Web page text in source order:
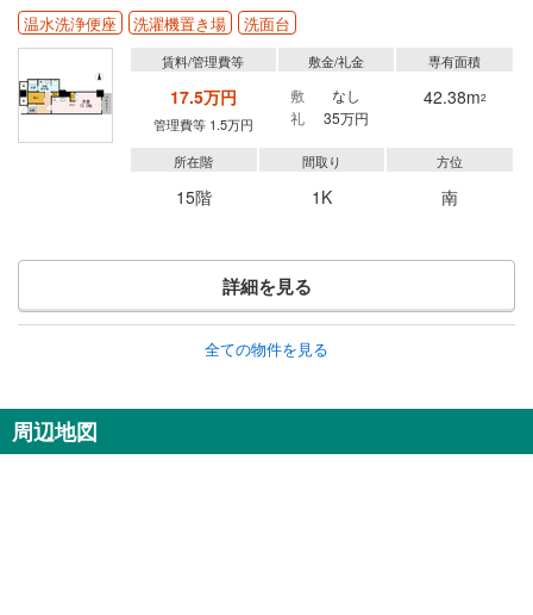
温水洗浄便座
洗濯機置き場 洗面台
賃料/管理費等
17.5万円
管理費等 1.5万円
敷金/礼金
敷
なし
礼
35万円
専有面積
42.38m2
所在階
15階
間取り
1K
方位
南
詳細を見る
全ての物件を見る
周辺地図